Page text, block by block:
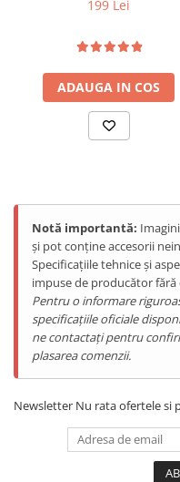
Tablete Doogee
Produse Hotwav
Produse Unihertz
Telefoane Mobile Unihertz
Tablete Unihertz
Casti Audio Blackview
Produse Fossibot
Telefoane Mobile Fossibot
Tablete Fossibot
Produse Oukitel
Telefoane Mobile Oukitel
ENERGIE
Gift Card EV
STATII DE INCARCARE EV
Relaxare
Reincarcabil, Alb
199 Lei
ADAUGA IN COS
Notă importantă:
și pot conține accesorii
Specificațiile tehnice și
impuse de producător
Pentru o informare
specificațiile oficiale
ne contactați pentru
plasarea comenzii.
Newsletter Nu rata ofertele si